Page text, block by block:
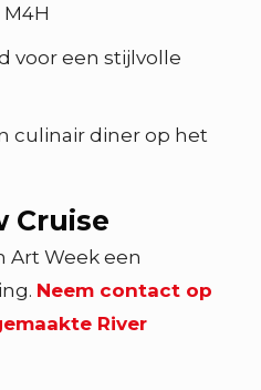
voor een stijlvolle
culinair diner op het
Cruise
Art Week een
Neem contact op
River